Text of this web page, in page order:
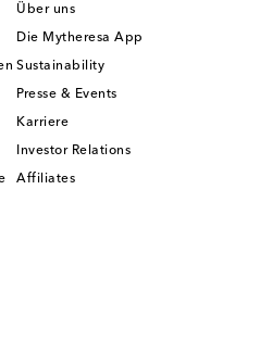
Über uns
Die Mytheresa App
Sustainability
Presse & Events
Karriere
Investor Relations
Affiliates